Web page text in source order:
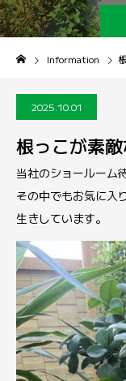
Information
2025.10.01
根っこが素
当社のショールーム
その中でもお気に入
生きしています。